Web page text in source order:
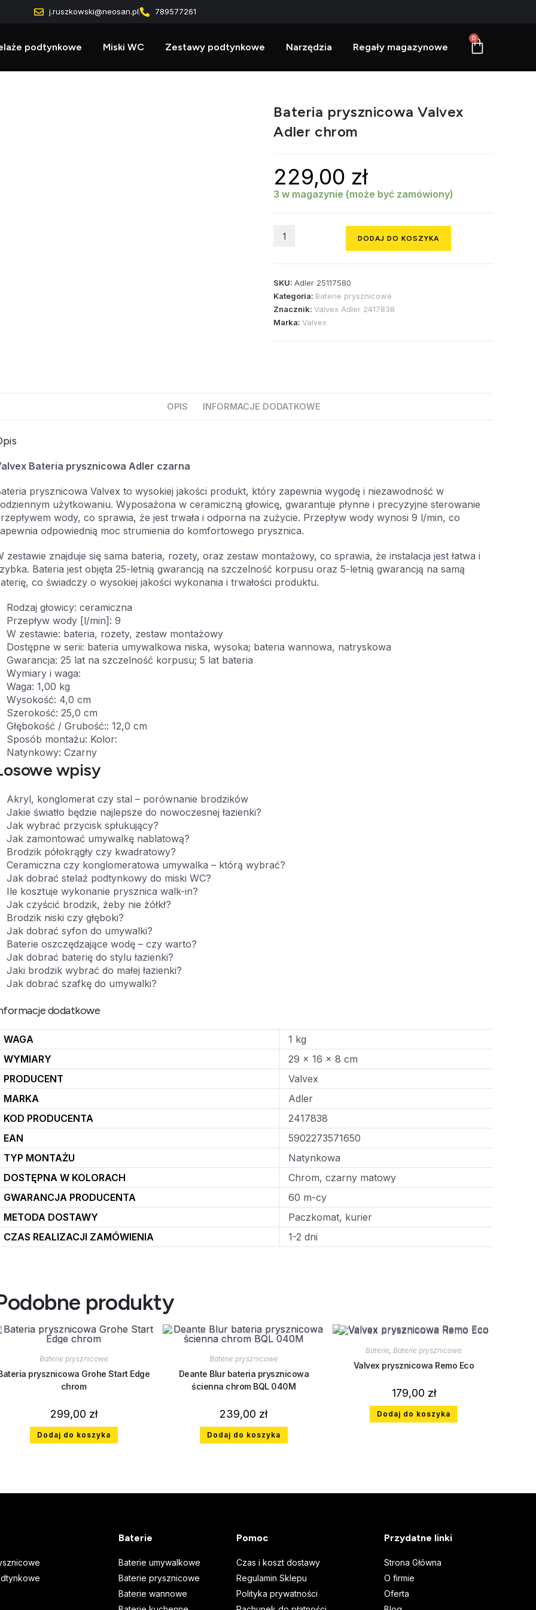
j.ruszkowski@neosan.pl 789577261
podtynkowe Miski WC Zestawy podtynkowe Narzędzia Regały magazynowe
0
Bateria prysznicowa Valvex
Adler chrom
229,00 zł
3 w magazynie (może być zamówiony)
DODAJ DO KOSZYKA
SKU:Adler 25117580
Kategoria: Baterie prysznicowe
Znacznik:Valvex Adler 2417838
Marka:Valvex
OPIS INFORMACJE DODATKOWE
Bateria prysznicowa Adler czarna
prysznicowa Valvex to wysokiej jakości produkt, który zapewnia wygodę i niezawodność w
użytkowaniu. Wyposażona w ceramiczną głowicę, gwarantuje płynne i precyzyjne sterowanie
wody, co sprawia, że jest trwała i odporna na zużycie. Przepływ wody wynosi 9 l/min, co
odpowiednią moc strumienia do komfortowego prysznica.
zestawie znajduje się sama bateria, rozety, oraz zestaw montażowy, co sprawia, że instalacja jest łatwa i
Bateria jest objęta 25-letnią gwarancją na szczelność korpusu oraz 5-letnią gwarancją na samą
co świadczy o wysokiej jakości wykonania i trwałości produktu.
Rodzaj głowicy: ceramiczna
Przepływ wody [l/min]: 9
W zestawie: bateria, rozety, zestaw montażowy
Dostępne w serii: bateria umywalkowa niska, wysoka; bateria wannowa, natryskowa
Gwarancja: 25 lat na szczelność korpusu; 5 lat bateria
Wymiary i waga:
Waga: 1,00 kg
Wysokość: 4,0 cm
Szerokość: 25,0 cm
Głębokość / Grubość:: 12,0 cm
Sposób montażu: Kolor:
Natynkowy: Czarny
wpisy
Akryl, konglomerat czy stal – porównanie brodzików
Jakie światło będzie najlepsze do nowoczesnej łazienki?
Jak wybrać przycisk spłukujący?
Jak zamontować umywalkę nablatową?
Brodzik półokrągły czy kwadratowy?
Ceramiczna czy konglomeratowa umywalka – którą wybrać?
Jak dobrać stelaż podtynkowy do miski WC?
Ile kosztuje wykonanie prysznica walk-in?
Jak czyścić brodzik, żeby nie żółkł?
Brodzik niski czy głęboki?
Jak dobrać syfon do umywalki?
Baterie oszczędzające wodę – czy warto?
Jak dobrać baterię do stylu łazienki?
Jaki brodzik wybrać do małej łazienki?
Jak dobrać szafkę do umywalki?
dodatkowe
WAGA
1 kg
WYMIARY
29 × 16 × 8 cm
PRODUCENT
Valvex
MARKA
Adler
KOD PRODUCENTA
2417838
EAN
5902273571650
TYP MONTAŻU
Natynkowa
DOSTĘPNA W KOLORACH
Chrom, czarny matowy
GWARANCJA PRODUCENTA
60 m-cy
METODA DOSTAWY
Paczkomat, kurier
CZAS REALIZACJI ZAMÓWIENIA
1-2 dni
produkty
Baterie prysznicowe
prysznicowa Grohe Start Edge
chrom
299,00 zł
Dodaj do koszyka
Baterie prysznicowe
Deante Blur bateria prysznicowa
ścienna chrom BQL 040M
239,00 zł
Dodaj do koszyka
Baterie, Baterie prysznicowe
Valvex prysznicowa Remo Eco
179,00 zł
Dodaj do koszyka
Baterie
Baterie umywalkowe
Baterie prysznicowe
Baterie wannowe
Pomoc
Czas i koszt dostawy
Regulamin Sklepu
Polityka prywatności
Przydatne linki
Strona Główna
O firmie
Oferta